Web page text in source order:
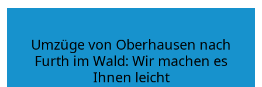
Umzüge von Oberhausen nach
Furth im Wald: Wir machen es
Ihnen leicht